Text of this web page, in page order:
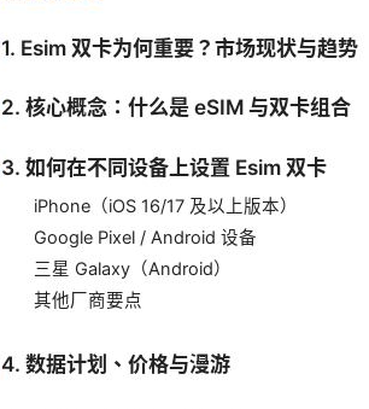
1. Esim 双卡为何重要？市场现状与趋势
2. 核心概念：什么是 eSIM 与双卡组合
3. 如何在不同设备上设置 Esim 双卡
iPhone（iOS 16/17 及以上版本）
Google Pixel / Android 设备
三星 Galaxy（Android）
其他厂商要点
4. 数据计划、价格与漫游